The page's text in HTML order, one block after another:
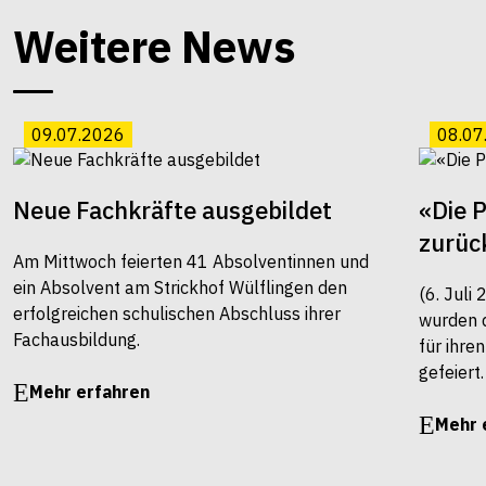
Weitere News
09.07.2026
Neue Fachkräfte ausgebildet
Am Mittwoch feierten 41 Absolventinnen und
ein Absolvent am Strickhof Wülflingen den
erfolgreichen schulischen Abschluss ihrer
Fachausbildung.
Mehr erfahren
«Die
(6. Juli
wurden
für
gefeiert.
Mehr